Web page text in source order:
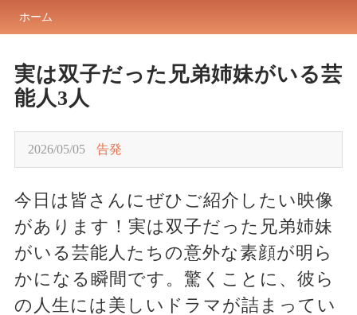
ホーム
実は双子だった兄弟姉妹がいる芸
能人3人
2026/05/05 告発
今日は皆さんにぜひご紹介したい映像
があります！実は双子だった兄弟姉妹
がいる芸能人たちの意外な素顔が明ら
かになる瞬間です。驚くことに、彼ら
の人生には美しいドラマが詰まってい